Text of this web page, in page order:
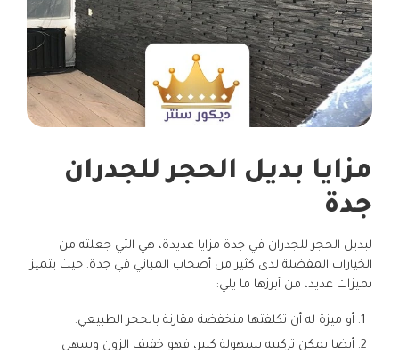
مزايا بديل الحجر للجدران
جدة
لبديل الحجر للجدران في جدة مزايا عديدة، هي التي جعلته من
الخيارات المفضلة لدى كثير من أصحاب المباني في جدة. حيث يتميز
بميزات عديد، من أبرزها ما يلي:
أو ميزة له أن تكلفتها منخفضة مقارنة بالحجر الطبيعي.
أيضا يمكن تركيبه بسهولة كبير، فهو خفيف الزون وسهل